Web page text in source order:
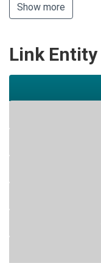
Show more
Link Entity